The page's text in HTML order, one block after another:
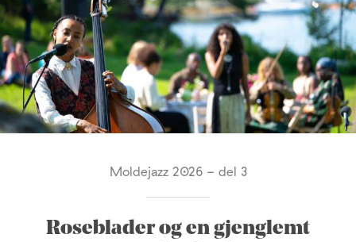
Moldejazz 2026 - del 3
Roseblader og en gjenglemt